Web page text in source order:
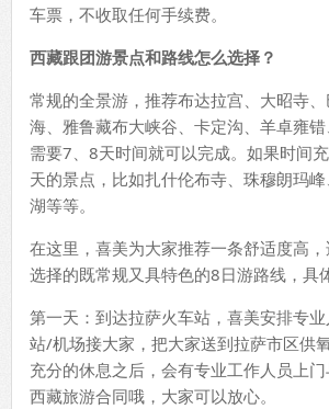
车票，不收取任何手续费。
西藏跟团游景点和路线怎么选择？
常规的全景游，推荐布达拉宫、大昭寺
海、雅鲁藏布大峡谷、卡定沟、羊卓雍
需要7、8天时间就可以完成。如果时间
天的景点，比如扎什伦布寺、珠穆朗玛
湖等等。
在这里，喜美为大家推荐一条舒适度高
选择的既常规又具特色的8日游路线，具
第一天：到达拉萨火车站，喜美安排专
站/机场接大家，把大家送到拉萨市区供
充分的休息之后，会有专业工作人员上
西藏旅游合同哦，大家可以放心。